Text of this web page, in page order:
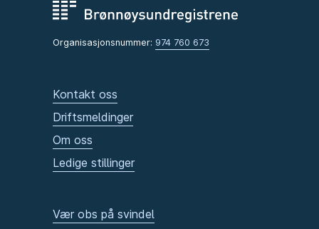
Organisasjonsnummer: 974 760 673
Kontakt oss
Driftsmeldinger
Om oss
Ledige stillinger
Vær obs på svindel